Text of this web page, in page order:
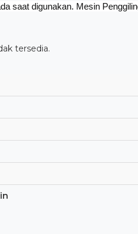
saat digunakan. Mesin
tersedia.